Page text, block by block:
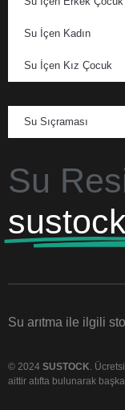
Su İçen Kadın
Su İçen Kız Çocuk
Su Sıçraması
Su
Su arıtma ile ilgili
© 2024 SUSTOCK.
aittir atıfta bulunarak